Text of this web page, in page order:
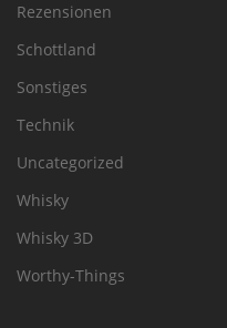
Rezensionen
Schottland
Sonstiges
Technik
Uncategorized
Whisky
Whisky 3D
Worthy-Things